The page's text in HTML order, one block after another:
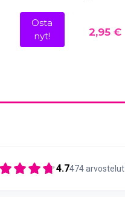
Osta
nyt!
2,95 €
4.7474arvostelut